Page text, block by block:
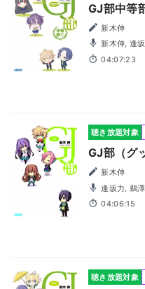
GJ部中等
新木伸
新木伸, 逢坂力, 高木美佑, 新田杏樹, 阿保まりあ, 桑田直
樹, 奥野香耶, 朝
04:07:23
聴き放題対象
GJ部（グ
新木伸
逢坂力, 鵜澤正太郎, 朝日奈丸佳, 本泉莉奈, 福緒唯, 江口
菜子
04:06:15
聴き放題対象